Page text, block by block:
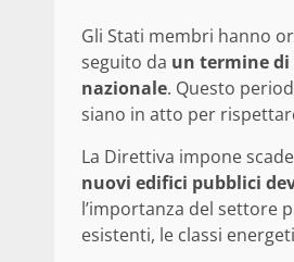
Gli Stati membri hanno
seguito da un termine di
nazionale. Questo
siano in atto per
La Direttiva impone
nuovi edifici pubblici
l’importanza del settore
esistenti, le classi